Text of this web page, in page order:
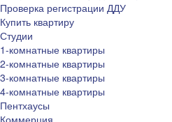
Проверка регистрации ДДУ
Купить квартиру
Студии
1-комнатные квартиры
2-комнатные квартиры
3-комнатные квартиры
4-комнатные квартиры
Пентхаусы
Коммерция